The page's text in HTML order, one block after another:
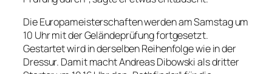
Die Europameisterschaften werden am Samstag um
10 Uhr mit der Geländeprüfung fortgesetzt.
Gestartet wird in derselben Reihenfolge wie in der
Dressur. Damit macht Andreas Dibowski als dritter